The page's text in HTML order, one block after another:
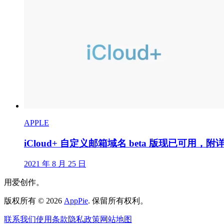
APPLE
iCloud+ 自定义邮箱域名 beta 版现已可用，附
2021 年 8 月 25 日
用爱创作。
版权所有 © 2026 AppPie. 保留所有权利。
联系我们使用条款隐私政策网站地图